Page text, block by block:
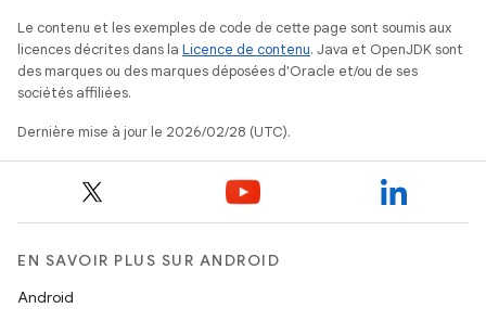
Le contenu et les exemples de code de cette page sont soumis aux
licences décrites dans la Licence de contenu. Java et OpenJDK sont
des marques ou des marques déposées d'Oracle et/ou de ses
sociétés affiliées.
Dernière mise à jour le 2026/02/28 (UTC).
EN SAVOIR PLUS SUR ANDROID
Android